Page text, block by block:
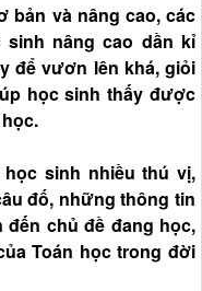
bản và nâng cao, các
nâng cao dần kỉ
để vươn lên khá, giỏi
học sinh thấy được
sinh nhiều thú vị,
đố, những thông tin
đến chủ đề đang học,
Toán học trong đời